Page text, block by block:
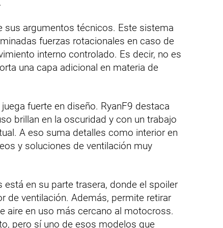
sus argumentos técnicos. Este sistema
fuerzas rotacionales en caso de
interno controlado. Es decir, no es
una capa adicional en materia de
fuerte en diseño. RyanF9 destaca
brillan en la oscuridad y con un trabajo
A eso suma detalles como interior en
y soluciones de ventilación muy
en su parte trasera, donde el spoiler
de ventilación. Además, permite retirar
aire en uso más cercano al motocross.
pero sí uno de esos modelos que